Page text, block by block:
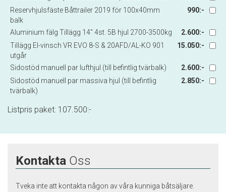
Reservhjulsfäste Båttrailer 2019 för 100x40mm
balk
990:-
Aluminium fälg Tillägg 14" 4st. 5B hjul 2700-3500kg
2.600:-
Tillägg El-vinsch VR EVO 8-S & 20AFD/AL-KO 901
utgår
15.050:-
Sidostöd manuell par lufthjul (till befintlig tvärbalk)
2.600:-
Sidostöd manuell par massiva hjul (till befintlig
tvärbalk)
2.850:-
Listpris paket: 107.500:-
Kontakta Oss
Tveka inte att kontakta någon av våra kunniga båtsäljare.